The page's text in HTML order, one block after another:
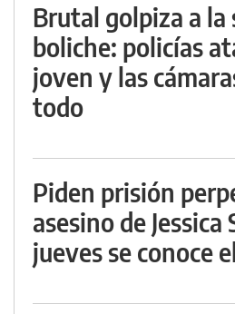
Brutal golpiza a la
boliche: policías
joven y las
todo
Piden prisión
asesino de Jessica
jueves se conoce